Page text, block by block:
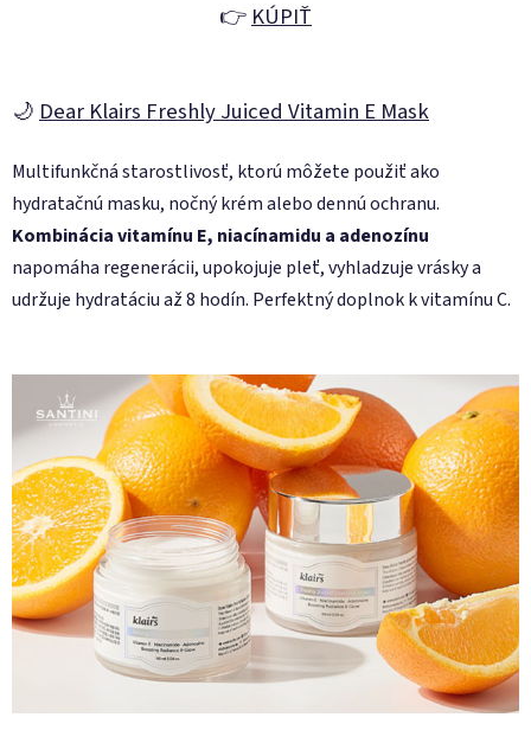
👉KÚPIŤ
🌙Dear Klairs Freshly Juiced Vitamin E Mask
Multifunkčná starostlivosť, ktorú môžete použiť ako
hydratačnú masku, nočný krém alebo dennú ochranu.
Kombinácia vitamínu E, niacínamidu a adenozínu
napomáha regenerácii, upokojuje pleť, vyhladzuje vrásky a
udržuje hydratáciu až 8 hodín. Perfektný doplnok k vitamínu C.